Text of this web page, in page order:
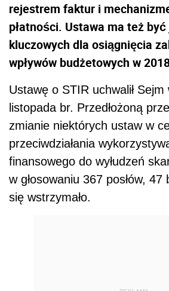
rejestrem faktur i
płatności. Ustawa ma też
kluczowych dla osiągnięcia
wpływów budżetowych w
Ustawę o STIR uchwalił
listopada br. Przedłożoną
zmianie niektórych ustaw w
przeciwdziałania
finansowego do wyłudzeń
w głosowaniu 367 posłów, 47
się wstrzymało.